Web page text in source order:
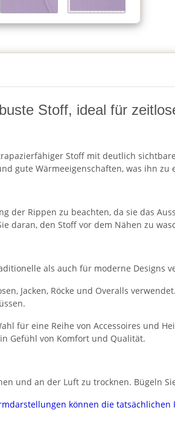
Stoff, ideal für
Stoff mit deutlich
gute Wärmeeigenschaften, was ihn
der Rippen zu beachten, da sie das
daran, den Stoff vor dem Nähen zu
als auch für moderne Designs
Jacken, Röcke und Overalls
für eine Reihe von Accessoires und
Gefühl von Komfort und Qualität.
und an der Luft zu trocknen. Bügeln
können die